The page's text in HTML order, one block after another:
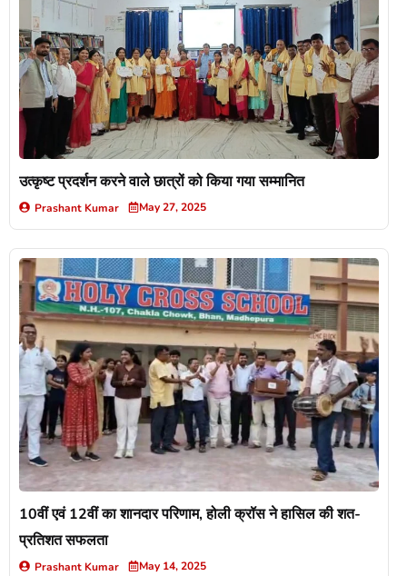
उत्कृष्ट प्रदर्शन करने वाले छात्रों को किया गया सम्मानित
Prashant Kumar May 27, 2025
10वीं एवं 12वीं का शानदार परिणाम, होली क्रॉस ने हासिल की शत-
प्रतिशत सफलता
Prashant Kumar May 14, 2025